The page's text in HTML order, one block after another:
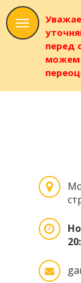
перед
можем